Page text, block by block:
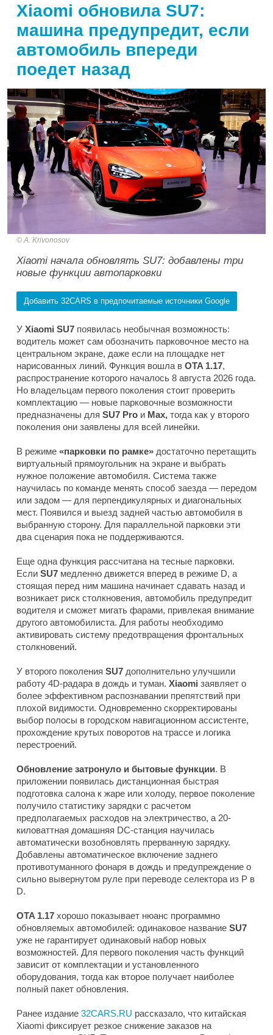
Xiaomi обновила SU7:
машина предупредит, если
автомобиль впереди
поедет назад
A. Krivonosov
Xiaomi начала обновлять SU7: добавлены три
новые функции автопарковки
Добавить 32CARS в предпочитаемые источники Google
У Xiaomi SU7 появилась необычная возможность:
водитель может сам обозначить парковочное место на
центральном экране, даже если на площадке нет
нарисованных линий. Функция вошла в OTA 1.17,
распространение которого началось 8 августа 2026 года.
Но владельцам первого поколения стоит проверить
комплектацию — новые парковочные возможности
предназначены для SU7 Pro и Max, тогда как у второго
поколения они заявлены для всей линейки.
В режиме «парковки по рамке» достаточно перетащить
виртуальный прямоугольник на экране и выбрать
нужное положение автомобиля. Система также
научилась по команде менять способ заезда — передом
или задом — для перпендикулярных и диагональных
мест. Появился и выезд задней частью автомобиля в
выбранную сторону. Для параллельной парковки эти
два сценария пока не поддерживаются.
Еще одна функция рассчитана на тесные парковки.
Если SU7 медленно движется вперед в режиме D, а
стоящая перед ним машина начинает сдавать назад и
возникает риск столкновения, автомобиль предупредит
водителя и сможет мигать фарами, привлекая внимание
другого автомобилиста. Для работы необходимо
активировать систему предотвращения фронтальных
столкновений.
У второго поколения SU7 дополнительно улучшили
работу 4D-радара в дождь и туман. Xiaomi заявляет о
более эффективном распознавании препятствий при
плохой видимости. Одновременно скорректированы
выбор полосы в городском навигационном ассистенте,
прохождение крутых поворотов на трассе и логика
перестроений.
Обновление затронуло и бытовые функции. В
приложении появилась дистанционная быстрая
подготовка салона к жаре или холоду, первое поколение
получило статистику зарядки с расчетом
предполагаемых расходов на электричество, а 20-
киловаттная домашняя DC-станция научилась
автоматически возобновлять прерванную зарядку.
Добавлены автоматическое включение заднего
противотуманного фонаря в дождь и предупреждение о
сильно вывернутом руле при переводе селектора из P в
D.
OTA 1.17 хорошо показывает нюанс программно
обновляемых автомобилей: одинаковое название SU7
уже не гарантирует одинаковый набор новых
возможностей. Для первого поколения часть функций
зависит от комплектации и установленного
оборудования, тогда как второе получает наиболее
полный пакет обновления.
Ранее издание 32CARS.RU рассказало, что китайская
Xiaomi фиксирует резкое снижение заказов на